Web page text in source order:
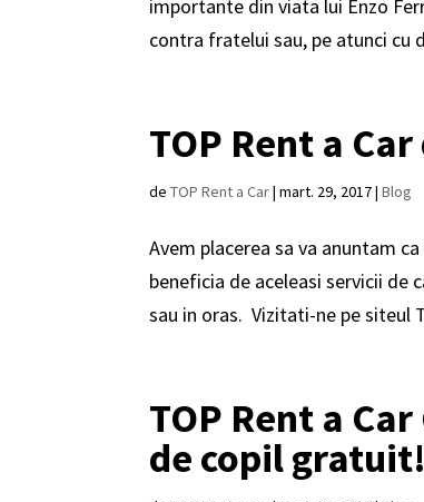
importante din viata lui Enzo
contra fratelui sau, pe atunci cu
TOP Rent a
deTOP Rent a Car|mart. 29, 2017|Blog
Avem placerea sa va anuntam
beneficia de aceleasi servicii de
sau in oras. Vizitati-ne pe siteul
TOP Rent a
de copil gratuit!